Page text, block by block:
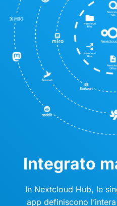
Integrato
In Nextcloud Hub, le
app definiscono